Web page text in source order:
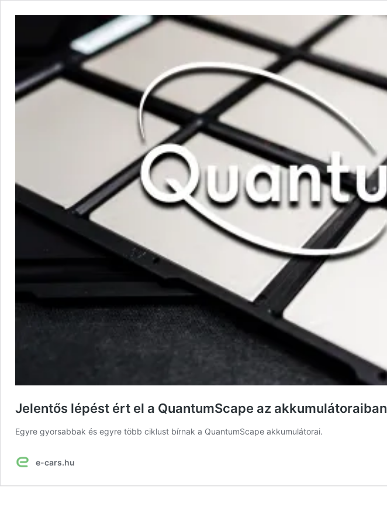
Jelentős lépést ért el a QuantumScape az akkumulátoraiban
Egyre gyorsabbak és egyre több ciklust bírnak a QuantumScape akkumulátorai.
e-cars.hu